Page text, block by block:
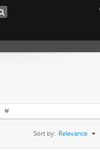
Sort by: Relevance